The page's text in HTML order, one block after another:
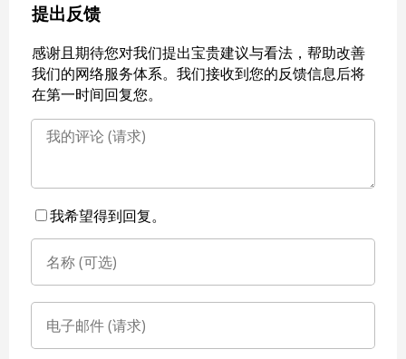
提出反馈
感谢且期待您对我们提出宝贵建议与看法，帮助改善
我们的网络服务体系。我们接收到您的反馈信息后将
在第一时间回复您。
我希望得到回复。